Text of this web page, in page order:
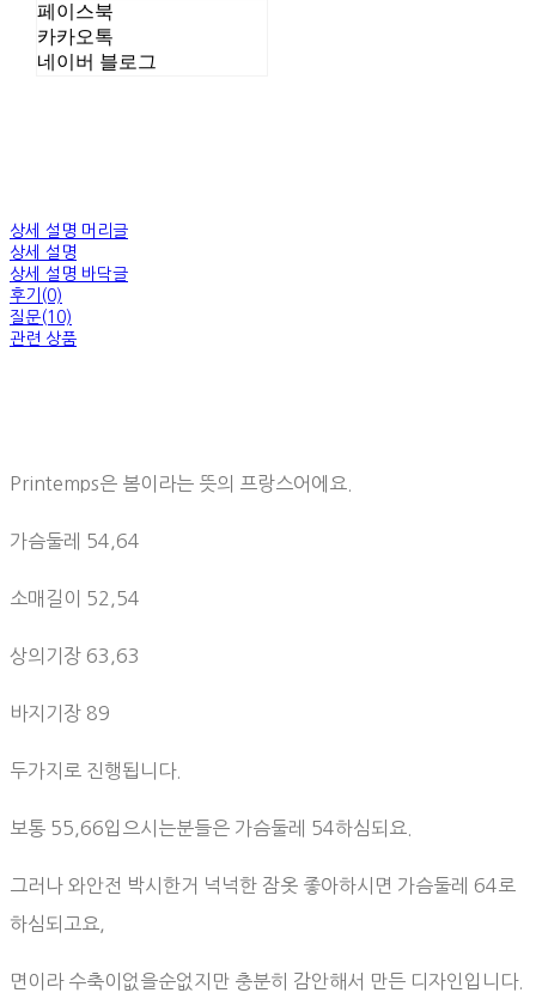
페이스북
카카오톡
네이버 블로그
상세 설명 머리글
상세 설명
상세 설명 바닥글
후기(0)
질문(10)
관련 상품
Printemps은 봄이라는 뜻의 프랑스어에요.
가슴둘레 54,64
소매길이 52,54
상의기장 63,63
바지기장 89
두가지로 진행됩니다.
보통 55,66입으시는분들은 가슴둘레 54하심되요.
그러나 와안전 박시한거 넉넉한 잠옷 좋아하시면 가슴둘레 64로
하심되고요,
면이라 수축이없을순없지만 충분히 감안해서 만든 디자인입니다.